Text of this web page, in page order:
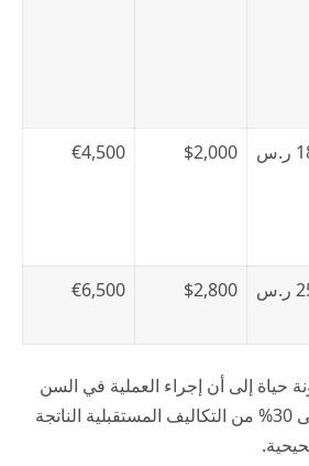
$2,000
€4,500
$2,800
€6,500
حياة إلى أن إجراء العملية في السن
المثالية يوفر ما يصل إلى 30% من التكاليف المستقبلية الناتجة